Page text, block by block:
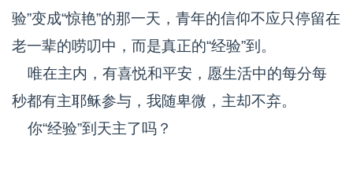
验”变成“惊艳”的那一天，青年的信仰不应只停留在
老一辈的唠叨中，而是真正的“经验”到。
唯在主内，有喜悦和平安，愿生活中的每分每
秒都有主耶稣参与，我随卑微，主却不弃。
你“经验”到天主了吗？